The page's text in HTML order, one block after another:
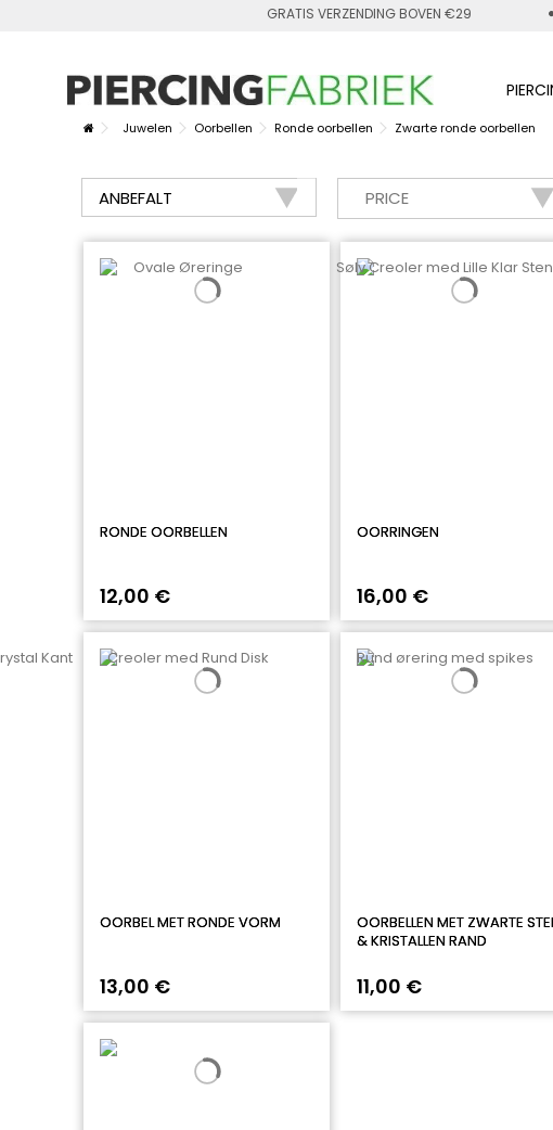
GRATIS VERZENDING BOVEN €29
Juwelen Oorbellen Ronde oorbellen Zwarte ronde oorbellen
PRICE
RONDE OORBELLEN
12,00 €
OORRINGEN
16,00 €
OORBEL MET RONDE VORM
13,00 €
OORBELLEN MET ZWARTE
& KRISTALLEN RAND
11,00 €